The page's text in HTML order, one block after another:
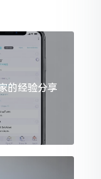
的经验分享